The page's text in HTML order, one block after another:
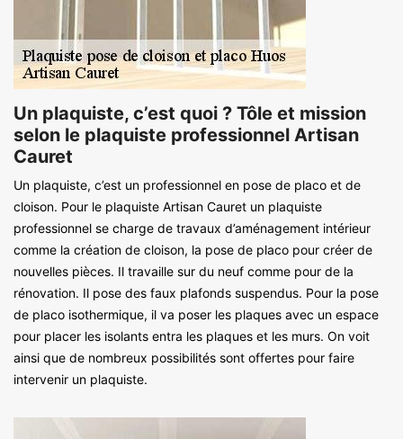
Un plaquiste, c’est quoi ? Tôle et mission
selon le plaquiste professionnel Artisan
Cauret
Un plaquiste, c’est un professionnel en pose de placo et de
cloison. Pour le plaquiste Artisan Cauret un plaquiste
professionnel se charge de travaux d’aménagement intérieur
comme la création de cloison, la pose de placo pour créer de
nouvelles pièces. Il travaille sur du neuf comme pour de la
rénovation. Il pose des faux plafonds suspendus. Pour la pose
de placo isothermique, il va poser les plaques avec un espace
pour placer les isolants entra les plaques et les murs. On voit
ainsi que de nombreux possibilités sont offertes pour faire
intervenir un plaquiste.